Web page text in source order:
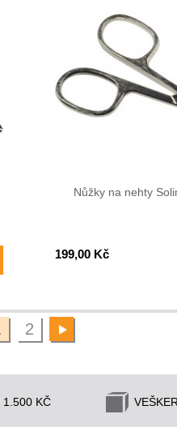
Nůžky na nehty
199,00 Kč
2
1.500 KČ